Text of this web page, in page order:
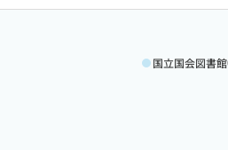
国立国会図書館